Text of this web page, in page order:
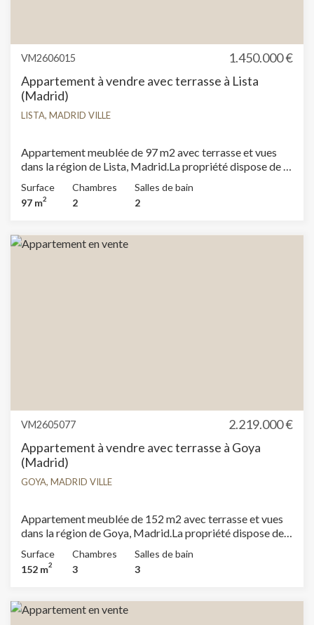
VM2606015
1.450.000 €
Appartement à vendre avec terrasse à Lista
(Madrid)
LISTA, MADRID VILLE
Appartement meublée de 97 m2 avec terrasse et vues
dans la région de Lista, Madrid.La propriété dispose de 2
intégrées, chauffage et concierge.
Surface
97 m2
Chambres
2
Salles de bain
2
VM2605077
2.219.000 €
Appartement à vendre avec terrasse à Goya
(Madrid)
GOYA, MADRID VILLE
Appartement meublée de 152 m2 avec terrasse et vues
dans la région de Goya, Madrid.La propriété dispose de 3
climatisation, armoires intégrées et chauffage.
Surface
152 m2
Chambres
3
Salles de bain
3